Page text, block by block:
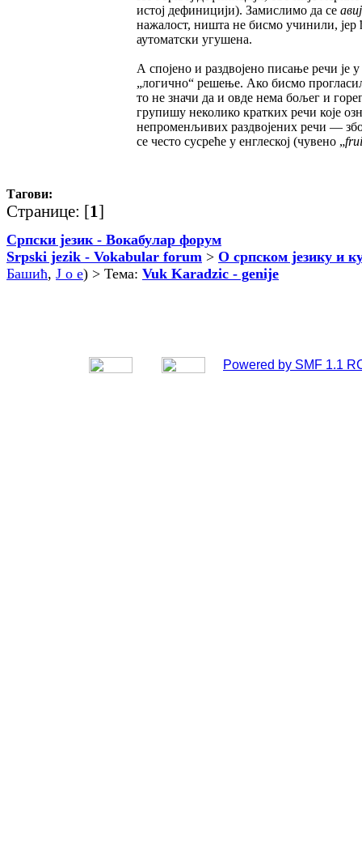
истој дефиницији). Замислимо да се
нажалост, ништа не бисмо учинили,
аутоматски угушена.
А спојено и раздвојено писање речи
„логично“ решење. Ако бисмо
то не значи да и овде нема бољег и
групишу неколико кратких речи које
непроменљивих раздвојених речи —
се често сусреће у енглеској (чувено „
Тагови:
Странице: [1]
Српски језик - Вокабулар форум
Srpski jezik - Vokabular forum > О српском језику и
Башић, J o e) > Тема: Vuk Karadzic - genije
Powered by SMF 1.1